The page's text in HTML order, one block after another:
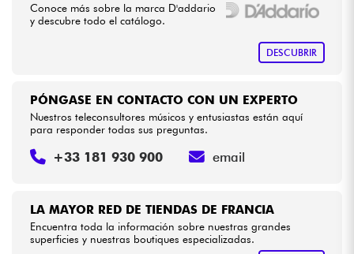
Ver nuestras marcas
Conoce más sobre la marca D'addario
y descubre todo el catálogo.
DESCUBRIR
LA MAYOR RED DE TIENDAS DE FRANCIA
Encuentra toda la información sobre nuestras grandes
superficies y nuestras boutiques especializadas.
PÓNGASE EN CONTACTO CON UN EXPERTO
Nuestros teleconsultores músicos y entusiastas están aquí
para responder todas sus preguntas.
+33 181 930 900 email